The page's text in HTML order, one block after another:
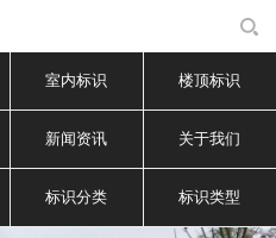
室内标识 楼顶标识
新闻资讯 关于我们
标识分类 标识类型